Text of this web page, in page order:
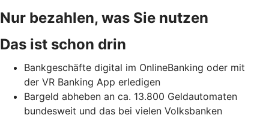
Nur bezahlen, was Sie nutzen
Das ist schon drin
Bankgeschäfte digital im OnlineBanking oder mit
der VR Banking App erledigen
Bargeld abheben an ca. 13.800 Geldautomaten
bundesweit und das bei vielen Volksbanken